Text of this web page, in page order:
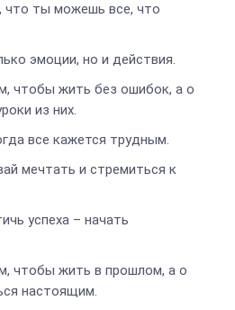
что ты можешь все, что
эмоции, но и действия.
чтобы жить без ошибок, а о
из них.
все кажется трудным.
мечтать и стремиться к
успеха – начать
чтобы жить в прошлом, а о
настоящим.